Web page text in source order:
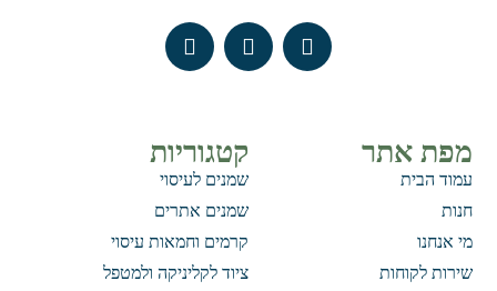
מפת אתר
עמוד הבית
חנות
מי אנחנו
שירות לקוחות
קטגוריות
שמנים לעיסוי
שמנים אתרים
קרמים וחמאות עיסוי
ציוד לקליניקה ולמטפל